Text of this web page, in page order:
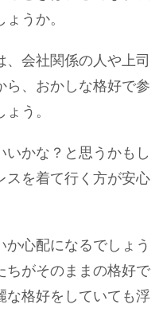
うか。
会社関係の人や上司
ら、おかしな格好で参
う。
いかな？と思うかもし
スを着て行く方が安心
か心配になるでしょう
ちがそのままの格好で
な格好をしていても浮